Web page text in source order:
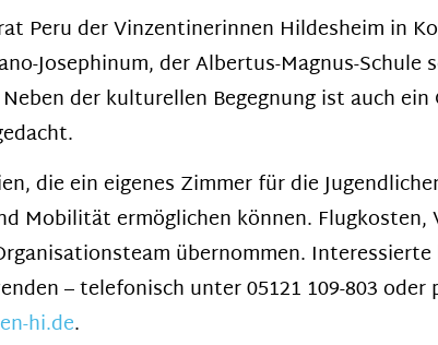
Peru der Vinzentinerinnen Hildesheim in
Josephinum, der Albertus-Magnus-Schule
der kulturellen Begegnung ist auch ein
die ein eigenes Zimmer für die
Mobilität ermöglichen können. Flugkosten,
übernommen.
– telefonisch unter 05121 109-803 oder
hi.de.